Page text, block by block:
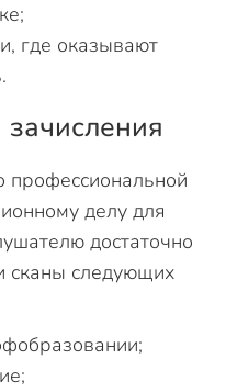
где оказывают
делу для
достаточно
сканы следующих